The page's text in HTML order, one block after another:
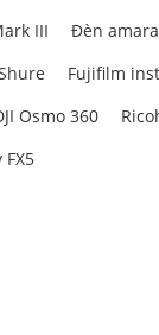
III Đèn
Fujifilm
Osmo 360
FX5